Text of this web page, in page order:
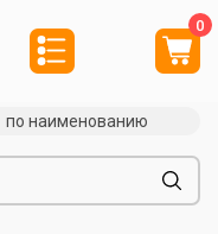
0
по наименованию